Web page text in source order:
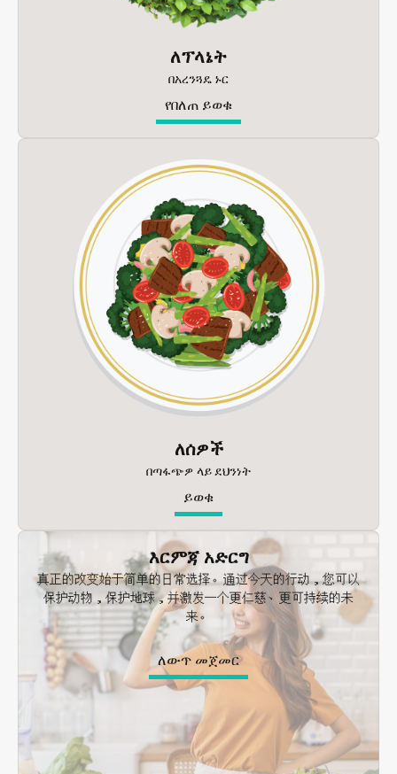
ለፕላኔት
በአረንጓዴ ኑር
የበለጠ ይወቁ
ለሰዎች
በጣፋጭዎ ላይ ደህንነት
ይወቁ
እርምጃ አድርግ
真正的改变始于简单的日常选择。通过今天的行动，您可以
保护动物，保护地球，并激发一个更仁慈、更可持续的未
来。
ለውጥ መጀመር